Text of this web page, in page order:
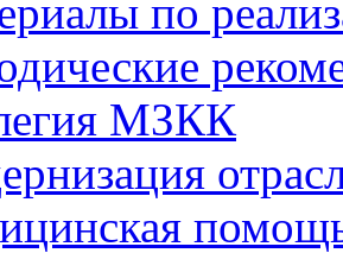
по
МЗКК